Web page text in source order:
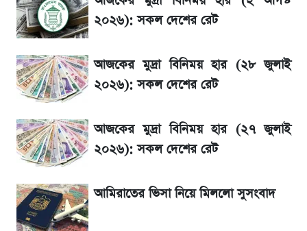
২ লাখ মানুষ অপেক্ষায়, কিন্তু দেখা গেল না শেখ
হাসিনাকে! এরপর যা ঘটল...
আগামী ৪ দিনের আবহাওয়া নিয়ে বড় সতর্কবার্তা
লিটনকে নিয়ে টিম ম্যানেজমেন্টের নতুন পরিকল্পনা
আগামীকালই স্পষ্ট হবে এসএসসি ফল প্রকাশের
তারিখ
২০২৬): সকল দেশের রেট
আজকের মুদ্রা বিনিময় হার (২৮ জুলাই
২০২৬): সকল দেশের রেট
আজকের মুদ্রা বিনিময় হার (২৭ জুলাই
২০২৬): সকল দেশের রেট
আমিরাতের ভিসা নিয়ে মিললো সুসংবাদ